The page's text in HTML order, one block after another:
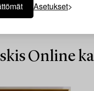
Asetukset
Online